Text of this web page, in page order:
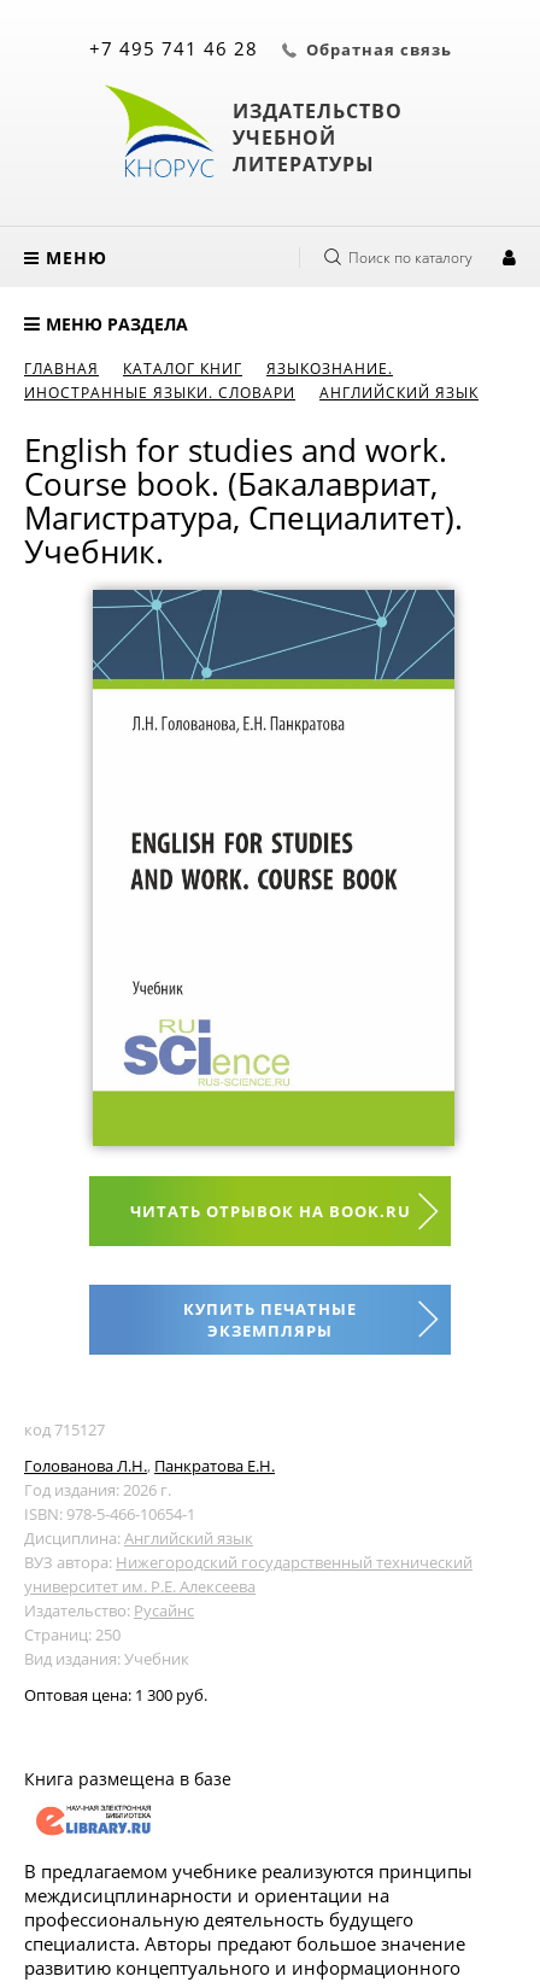
ИЗДАТЕЛЬСТВО
УЧЕБНОЙ
ЛИТЕРАТУРЫ
+7 495 741 46 28 Обратная связь
МЕНЮ Поиск по каталогу
МЕНЮ РАЗДЕЛА
ГЛАВНАЯ КАТАЛОГ КНИГ
ЯЗЫКОЗНАНИЕ.
ИНОСТРАННЫЕ ЯЗЫКИ. СЛОВАРИ
АНГЛИЙСКИЙ ЯЗЫК
English for studies and work.
Course book. (Бакалавриат,
Магистратура, Специалитет).
Учебник.
ЧИТАТЬ ОТРЫВОК НА BOOK.RU
КУПИТЬ ПЕЧАТНЫЕ
ЭКЗЕМПЛЯРЫ
код 715127
Голованова Л.Н., Панкратова Е.Н.
Год издания: 2026 г.
ISBN: 978-5-466-10654-1
Дисциплина:Английский язык
ВУЗ автора: Нижегородский государственный технический
университет им. Р.Е. Алексеева
Издательство: Русайнс
Страниц: 250
Вид издания: Учебник
Оптовая цена: 1 300 руб.
Книга размещена в базе
В предлагаемом учебнике реализуются принципы
междисицплинарности и ориентации на
профессиональную деятельность будущего
специалиста. Авторы предают большое значение
развитию концептуального и информационного